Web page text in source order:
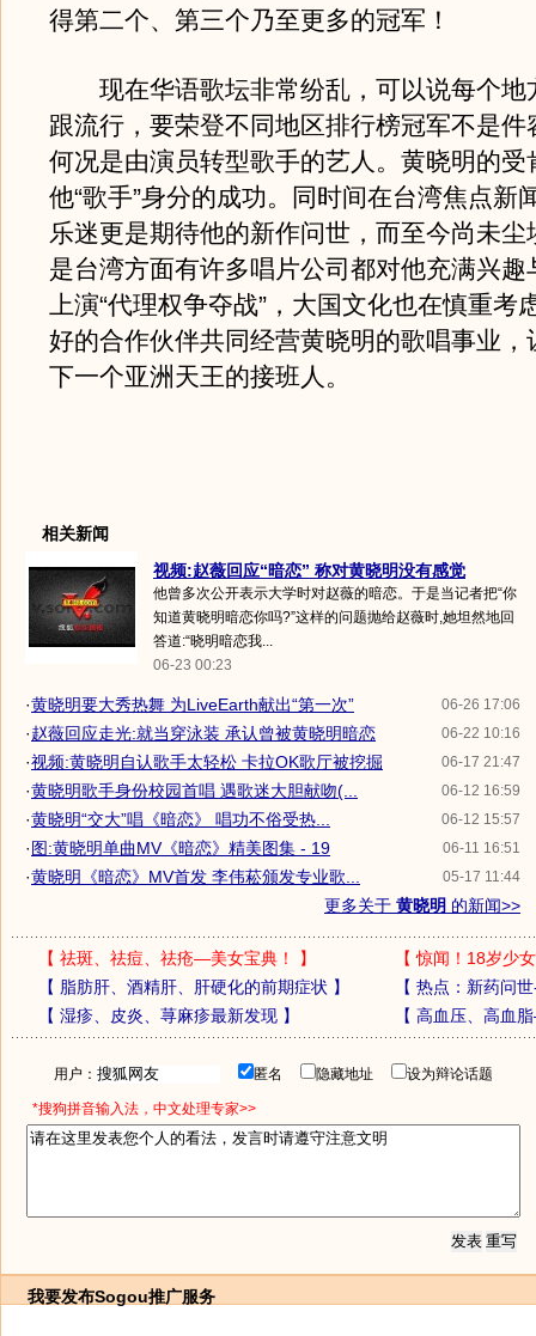
得第二个、第三个乃至更多的冠军！
现在华语歌坛非常纷乱，可以说每个地
跟流行，要荣登不同地区排行榜冠军不是件
何况是由演员转型歌手的艺人。黄晓明的受
他“歌手”身分的成功。同时间在台湾焦点新
乐迷更是期待他的新作问世，而至今尚未尘
是台湾方面有许多唱片公司都对他充满兴趣
上演“代理权争夺战”，大国文化也在慎重考
好的合作伙伴共同经营黄晓明的歌唱事业，
下一个亚洲天王的接班人。
相关新闻
视频:赵薇回应“暗恋” 称对黄晓明没有感觉
他曾多次公开表示大学时对赵薇的暗恋。于是当记者把“你
知道黄晓明暗恋你吗?”这样的问题抛给赵薇时,她坦然地回
答道:“晓明暗恋我...
06-23 00:23
06-26 17:06
·黄晓明要大秀热舞 为LiveEarth献出“第一次”
06-22 10:16
·赵薇回应走光:就当穿泳装 承认曾被黄晓明暗恋
06-17 21:47
·视频:黄晓明自认歌手太轻松 卡拉OK歌厅被挖掘
06-12 16:59
·黄晓明歌手身份校园首唱 遇歌迷大胆献吻(...
06-12 15:57
·黄晓明“交大”唱《暗恋》 唱功不俗受热...
06-11 16:51
·图:黄晓明单曲MV《暗恋》精美图集 - 19
05-17 11:44
·黄晓明《暗恋》MV首发 李伟菘颁发专业歌...
更多关于 黄晓明 的新闻>>
【 祛斑、祛痘、祛疮—美女宝典！ 】 【惊闻！18岁少
【 脂肪肝、酒精肝、肝硬化的前期症状 】 【 热点：新药问
【 湿疹、皮炎、荨麻疹最新发现】 【 高血压、高血
用户： 匿名 隐藏地址 设为辩论话题
*搜狗拼音输入法，中文处理专家>>
我要发布Sogou推广服务